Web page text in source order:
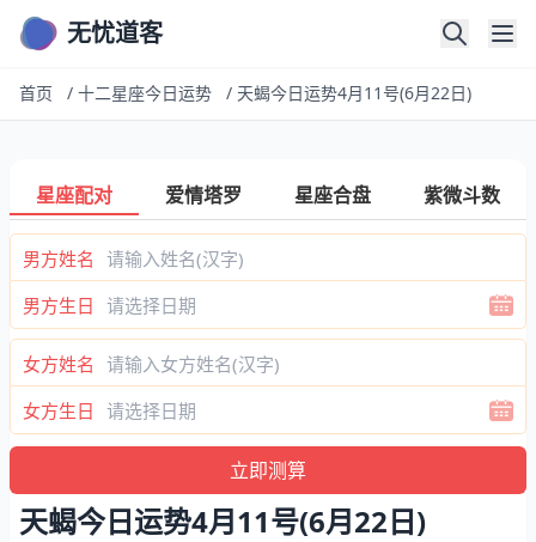
无忧道客
首页 / 十二星座今日运势 / 天蝎今日运势4月11号(6月22日)
星座配对 爱情塔罗 星座合盘 紫微斗数
男方姓名
男方生日
女方姓名
女方生日
天蝎今日运势4月11号(6月22日)